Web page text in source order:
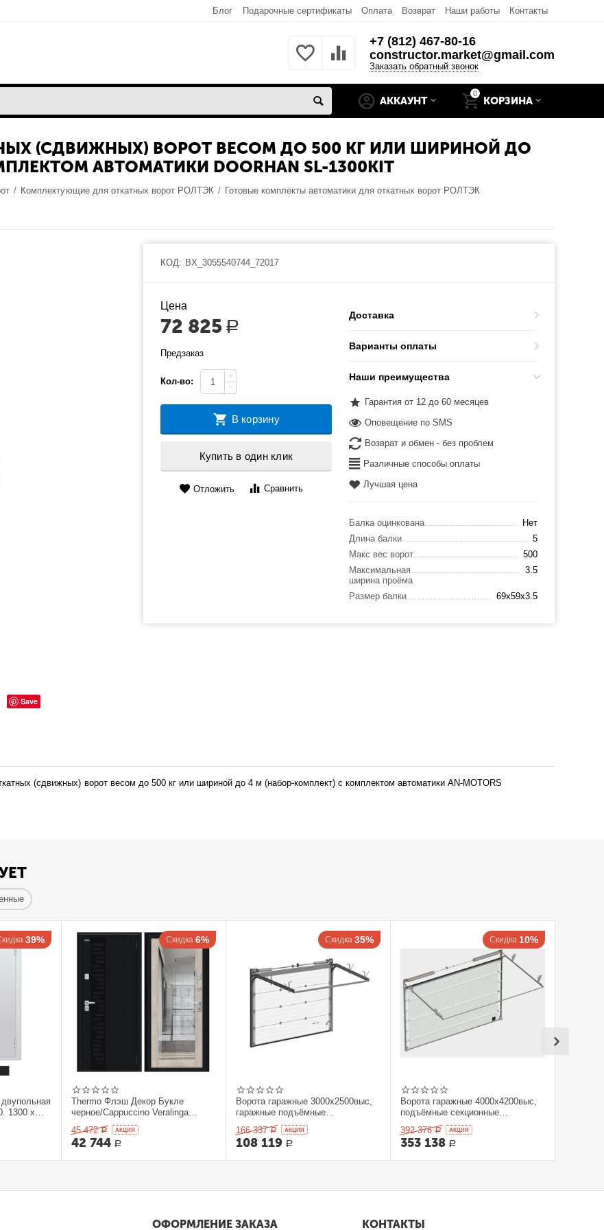
Блог Подарочные сертификаты Оплата Возврат Наши работы Контакты
+7 (812) 467-80-16
constructor.market@gmail.com
Заказать обратный звонок
0
КОРЗИНА
АККАУНТ
(СДВИЖНЫХ) ВОРОТ ВЕСОМ ДО 500 КГ ИЛИ ШИРИНОЙ ДО
АВТОМАТИКИ DOORHAN SL-1300KIT
/ Комплектующие для откатных ворот РОЛТЭК / Готовые комплекты автоматики для откатных ворот РОЛТЭК
Save
КОД: BX_3055540744_72017
Цена
72 825 Р
Предзаказ
Кол-во:
+
−
В корзину
Купить в один клик
Отложить Сравнить
Доставка
Варианты оплаты
Наши преимущества
Гарантия от 12 до 60 месяцев
Оповещение по SMS
Возврат и обмен - без проблем
Различные способы оплаты
Лучшая цена
Балка оцинкована
Нет
Длина балки
5
Макс вес ворот
500
Максимальная
ширина проёма
3.5
Размер балки 69x59x3.5
(сдвижных) ворот весом до 500 кг или шириной до 4 м (набор-комплект) с комплектом автоматики AN-MOTORS
39%
1300 x
Скидка 6%
Thermo Флэш Декор Букле
черное/Cappuccino Veralinga
205*86 левое
45 472 Р AКЦИЯ
42 744 Р
Скидка 35%
Ворота гаражные 3000x2500выс,
гаражные подъёмные
секционныеDoorHan
166 337 Р AКЦИЯ
108 119 Р
Скидка 10%
Ворота гаражные 4000x4200выс,
подъёмные секционные
DOORHAN
392 376 Р AКЦИЯ
353 138 Р
ОФОРМЛЕНИЕ ЗАКАЗА КОНТАКТЫ